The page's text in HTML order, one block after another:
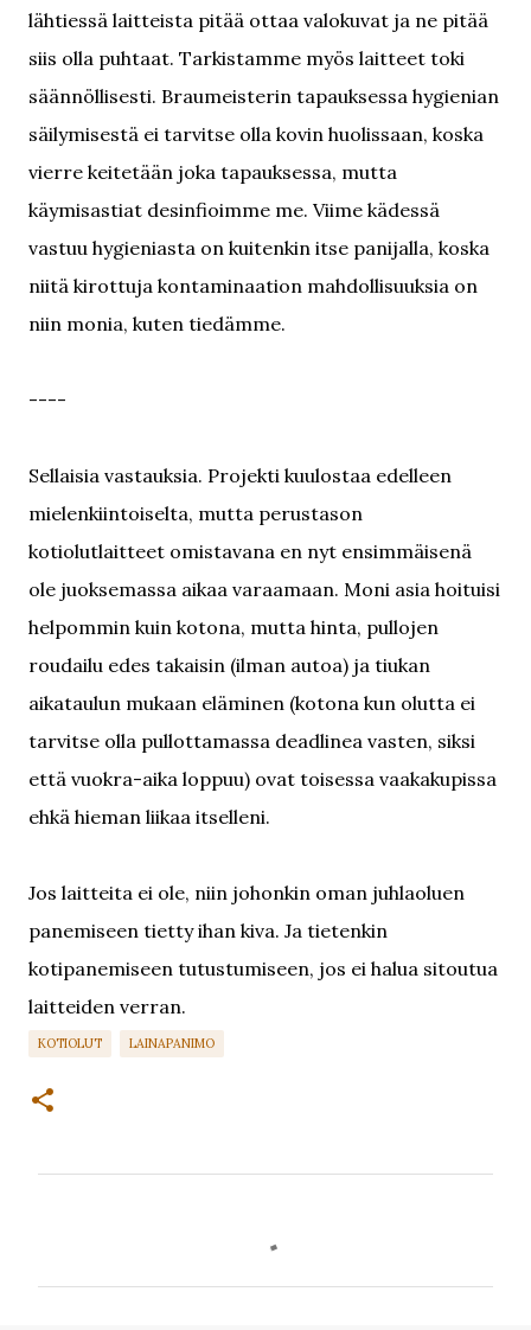
lähtiessä laitteista pitää ottaa valokuvat ja ne pitää
siis olla puhtaat. Tarkistamme myös laitteet toki
säännöllisesti. Braumeisterin tapauksessa hygienian
säilymisestä ei tarvitse olla kovin huolissaan, koska
vierre keitetään joka tapauksessa, mutta
käymisastiat desinfioimme me. Viime kädessä
vastuu hygieniasta on kuitenkin itse panijalla, koska
niitä kirottuja kontaminaation mahdollisuuksia on
niin monia, kuten tiedämme.
----
Sellaisia vastauksia. Projekti kuulostaa edelleen
mielenkiintoiselta, mutta perustason
kotiolutlaitteet omistavana en nyt ensimmäisenä
ole juoksemassa aikaa varaamaan. Moni asia hoituisi
helpommin kuin kotona, mutta hinta, pullojen
roudailu edes takaisin (ilman autoa) ja tiukan
aikataulun mukaan eläminen (kotona kun olutta ei
tarvitse olla pullottamassa deadlinea vasten, siksi
että vuokra-aika loppuu) ovat toisessa vaakakupissa
ehkä hieman liikaa itselleni.
Jos laitteita ei ole, niin johonkin oman juhlaoluen
panemiseen tietty ihan kiva. Ja tietenkin
kotipanemiseen tutustumiseen, jos ei halua sitoutua
laitteiden verran.
KOTIOLUT LAINAPANIMO